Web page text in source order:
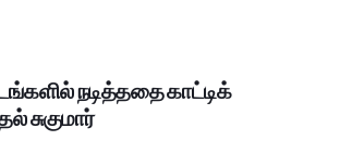
நடித்ததை காட்டிக்
சுகுமார்